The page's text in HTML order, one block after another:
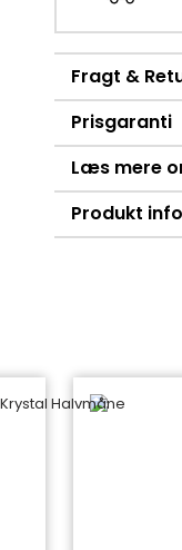
Fragt &
Prisgaranti
Læs mere
Produkt info